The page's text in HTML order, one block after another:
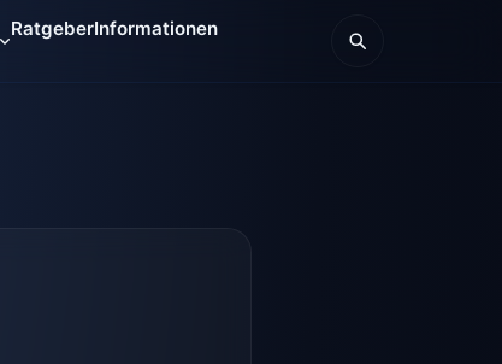
RatgeberInformationen